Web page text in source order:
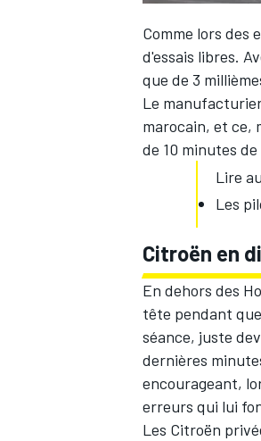
Comme lors des
d'essais libres.
que de 3
Le
marocain, et ce,
de 10 minutes
Lire
Les
Citroën en
En dehors des
tête pendant
séance, juste
dernières
encourageant,
erreurs qui lui
Les Citroën